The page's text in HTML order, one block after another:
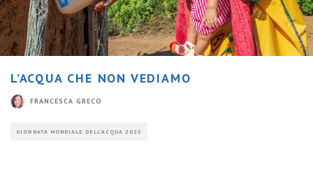
L’ACQUA CHE NON VEDIAMO
FRANCESCA GRECO
GIORNATA MONDIALE DELL'ACQUA 2026